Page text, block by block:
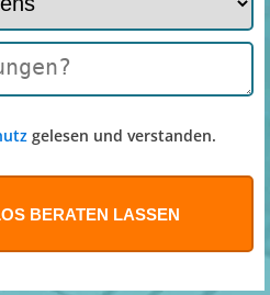
gelesen und verstanden.